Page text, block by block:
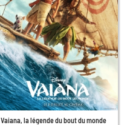
Vaiana, la légende du bout du monde